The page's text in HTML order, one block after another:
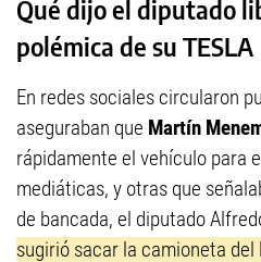
Qué dijo el diputado
polémica de su TESLA
En redes sociales circularon
aseguraban que Martín
rápidamente el vehículo para
mediáticas, y otras que
de bancada, el diputado
sugirió sacar la camioneta del